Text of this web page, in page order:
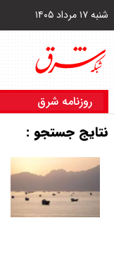
شنبه ۱۷ مرداد ۱۴۰۵
روزنامه شرق
نتایج جستجو :